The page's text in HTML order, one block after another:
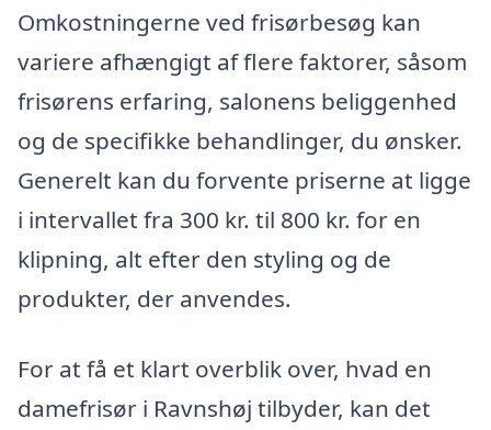
Omkostningerne ved frisørbesøg kan
variere afhængigt af flere faktorer, såsom
frisørens erfaring, salonens beliggenhed
og de specifikke behandlinger, du ønsker.
Generelt kan du forvente priserne at ligge
i intervallet fra 300 kr. til 800 kr. for en
klipning, alt efter den styling og de
produkter, der anvendes.
For at få et klart overblik over, hvad en
damefrisør i Ravnshøj tilbyder, kan det